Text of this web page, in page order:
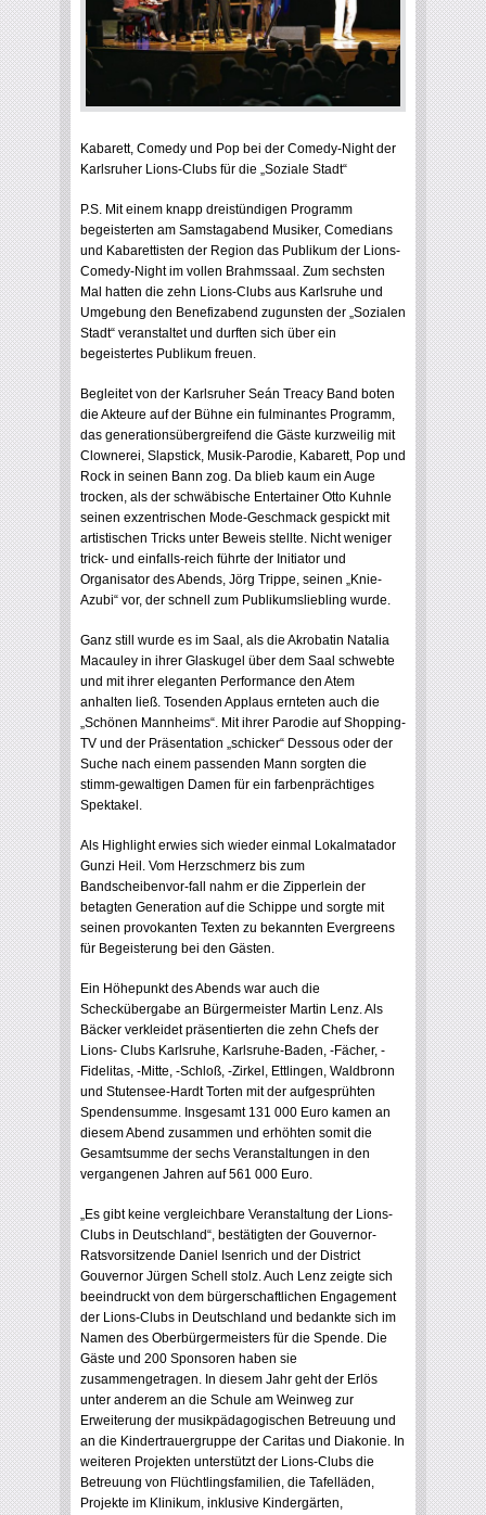
Kabarett, Comedy und Pop bei der Comedy-Night der
Karlsruher Lions-Clubs für die „Soziale Stadt“
P.S. Mit einem knapp dreistündigen Programm
begeisterten am Samstagabend Musiker, Comedians
und Kabarettisten der Region das Publikum der Lions-
Comedy-Night im vollen Brahmssaal. Zum sechsten
Mal hatten die zehn Lions-Clubs aus Karlsruhe und
Umgebung den Benefizabend zugunsten der „Sozialen
Stadt“ veranstaltet und durften sich über ein
begeistertes Publikum freuen.
Begleitet von der Karlsruher Seán Treacy Band boten
die Akteure auf der Bühne ein fulminantes Programm,
das generationsübergreifend die Gäste kurzweilig mit
Clownerei, Slapstick, Musik-Parodie, Kabarett, Pop und
Rock in seinen Bann zog. Da blieb kaum ein Auge
trocken, als der schwäbische Entertainer Otto Kuhnle
seinen exzentrischen Mode-Geschmack gespickt mit
artistischen Tricks unter Beweis stellte. Nicht weniger
trick- und einfalls-reich führte der Initiator und
Organisator des Abends, Jörg Trippe, seinen „Knie-
Azubi“ vor, der schnell zum Publikumsliebling wurde.
Ganz still wurde es im Saal, als die Akrobatin Natalia
Macauley in ihrer Glaskugel über dem Saal schwebte
und mit ihrer eleganten Performance den Atem
anhalten ließ. Tosenden Applaus ernteten auch die
„Schönen Mannheims“. Mit ihrer Parodie auf Shopping-
TV und der Präsentation „schicker“ Dessous oder der
Suche nach einem passenden Mann sorgten die
stimm-gewaltigen Damen für ein farbenprächtiges
Spektakel.
Als Highlight erwies sich wieder einmal Lokalmatador
Gunzi Heil. Vom Herzschmerz bis zum
Bandscheibenvor-fall nahm er die Zipperlein der
betagten Generation auf die Schippe und sorgte mit
seinen provokanten Texten zu bekannten Evergreens
für Begeisterung bei den Gästen.
Ein Höhepunkt des Abends war auch die
Scheckübergabe an Bürgermeister Martin Lenz. Als
Bäcker verkleidet präsentierten die zehn Chefs der
Lions- Clubs Karlsruhe, Karlsruhe-Baden, -Fächer, -
Fidelitas, -Mitte, -Schloß, -Zirkel, Ettlingen, Waldbronn
und Stutensee-Hardt Torten mit der aufgesprühten
Spendensumme. Insgesamt 131 000 Euro kamen an
diesem Abend zusammen und erhöhten somit die
Gesamtsumme der sechs Veranstaltungen in den
vergangenen Jahren auf 561 000 Euro.
„Es gibt keine vergleichbare Veranstaltung der Lions-
Clubs in Deutschland“, bestätigten der Gouvernor-
Ratsvorsitzende Daniel Isenrich und der District
Gouvernor Jürgen Schell stolz. Auch Lenz zeigte sich
beeindruckt von dem bürgerschaftlichen Engagement
der Lions-Clubs in Deutschland und bedankte sich im
Namen des Oberbürgermeisters für die Spende. Die
Gäste und 200 Sponsoren haben sie
zusammengetragen. In diesem Jahr geht der Erlös
unter anderem an die Schule am Weinweg zur
Erweiterung der musikpädagogischen Betreuung und
an die Kindertrauergruppe der Caritas und Diakonie. In
weiteren Projekten unterstützt der Lions-Clubs die
Betreuung von Flüchtlingsfamilien, die Tafelläden,
Projekte im Klinikum, inklusive Kindergärten,